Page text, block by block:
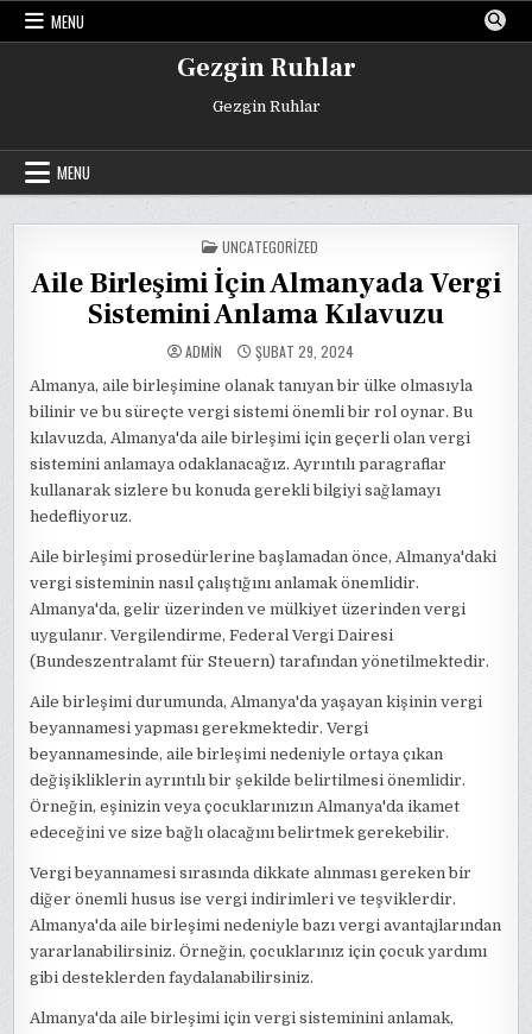
Skip
MENU
Gezgin Ruhlar
Gezgin Ruhlar
MENU
POSTED
IN
UNCATEGORIZED
Aile Birleşimi İçin Almanyada Vergi
Sistemini Anlama Kılavuzu
ADMIN ŞUBAT 29, 2024
Almanya, aile birleşimine olanak tanıyan bir ülke olmasıyla
bilinir ve bu süreçte vergi sistemi önemli bir rol oynar. Bu
kılavuzda, Almanya'da aile birleşimi için geçerli olan vergi
sistemini anlamaya odaklanacağız. Ayrıntılı paragraflar
kullanarak sizlere bu konuda gerekli bilgiyi sağlamayı
hedefliyoruz.
Aile birleşimi prosedürlerine başlamadan önce, Almanya'daki
vergi sisteminin nasıl çalıştığını anlamak önemlidir.
Almanya'da, gelir üzerinden ve mülkiyet üzerinden vergi
uygulanır. Vergilendirme, Federal Vergi Dairesi
(Bundeszentralamt für Steuern) tarafından yönetilmektedir.
Aile birleşimi durumunda, Almanya'da yaşayan kişinin vergi
beyannamesi yapması gerekmektedir. Vergi
beyannamesinde, aile birleşimi nedeniyle ortaya çıkan
değişikliklerin ayrıntılı bir şekilde belirtilmesi önemlidir.
Örneğin, eşinizin veya çocuklarınızın Almanya'da ikamet
edeceğini ve size bağlı olacağını belirtmek gerekebilir.
Vergi beyannamesi sırasında dikkate alınması gereken bir
diğer önemli husus ise vergi indirimleri ve teşviklerdir.
Almanya'da aile birleşimi nedeniyle bazı vergi avantajlarından
yararlanabilirsiniz. Örneğin, çocuklarınız için çocuk yardımı
gibi desteklerden faydalanabilirsiniz.
Almanya'da aile birleşimi için vergi sisteminini anlamak,